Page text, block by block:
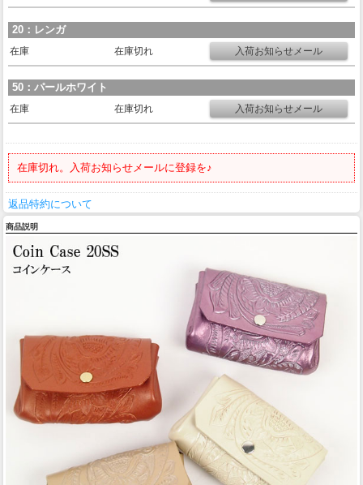
20：レンガ
在庫 在庫切れ
50：パールホワイト
在庫 在庫切れ
在庫切れ。入荷お知らせメールに登録を♪
返品特約について
商品説明